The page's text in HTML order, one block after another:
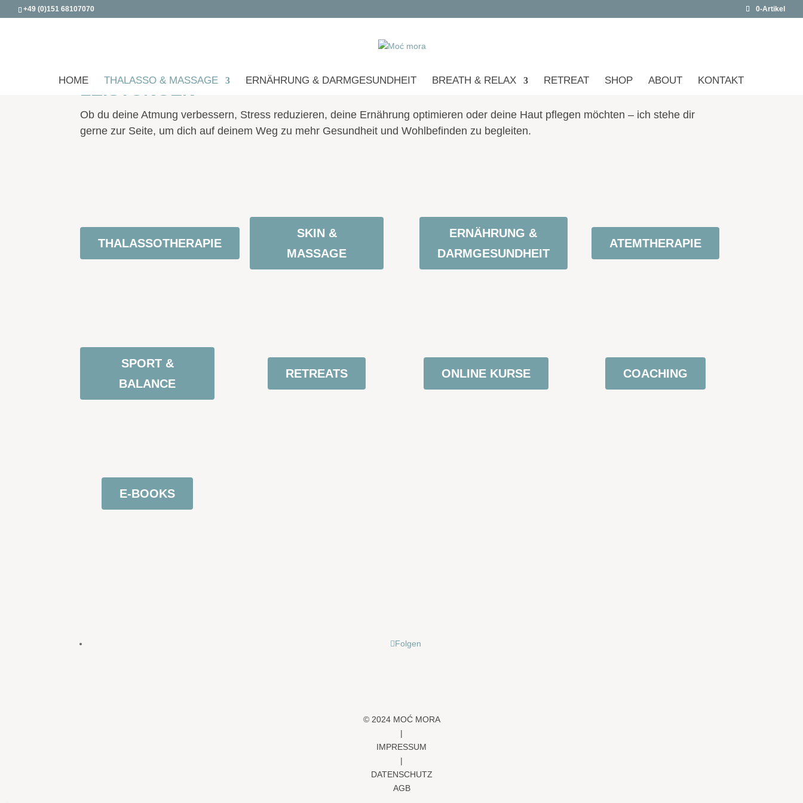
+49 (0)151 68107070 0-Artikel
HOME THALASSO & MASSAGE ERNÄHRUNG & DARMGESUNDHEIT BREATH & RELAX RETREAT SHOP ABOUT KONTAKT
LEISTUNGEN
Ob du deine Atmung verbessern, Stress reduzieren, deine Ernährung optimieren oder deine Haut pflegen möchten – ich stehe dir
gerne zur Seite, um dich auf deinem Weg zu mehr Gesundheit und Wohlbefinden zu begleiten.
THALASSOTHERAPIE
SKIN &
MASSAGE
ERNÄHRUNG &
DARMGESUNDHEIT
ATEMTHERAPIE
SPORT &
BALANCE
RETREATS ONLINE KURSE COACHING
E-BOOKS
Folgen
© 2024 MOĆ MORA
|
IMPRESSUM
|
DATENSCHUTZ
AGB